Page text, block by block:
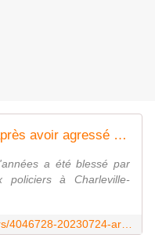
Un homme blessé par balle après avoir agressé deux policiers
a été blessé par
policiers à Charleville-